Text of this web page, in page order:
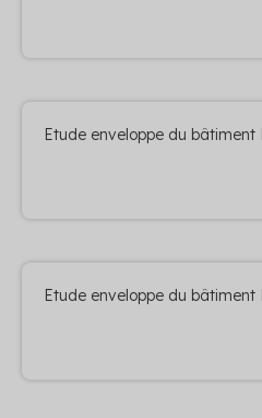
Etude enveloppe du bâtiment
Etude enveloppe du bâtiment